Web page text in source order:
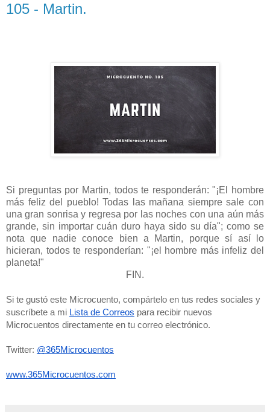
105 - Martin.
Si preguntas por Martin, todos te responderán: "¡El hombre
más feliz del pueblo! Todas las mañana siempre sale con
una gran sonrisa y regresa por las noches con una aún más
grande, sin importar cuán duro haya sido su día"; como se
nota que nadie conoce bien a Martin, porque sí así lo
hicieran, todos te responderían: "¡el hombre más infeliz del
planeta!"
FIN.
Si te gustó este Microcuento, compártelo en tus redes sociales y
suscríbete a mi Lista de Correos para recibir nuevos
Microcuentos directamente en tu correo electrónico.
Twitter: @365Microcuentos
www.365Microcuentos.com